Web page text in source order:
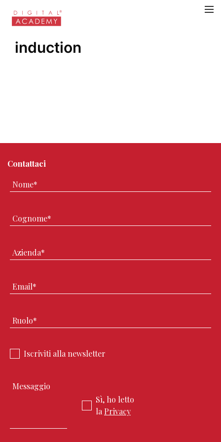
induction
Contattaci
Iscriviti alla newsletter
Sì, ho letto
la Privacy